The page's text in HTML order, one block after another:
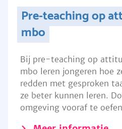
Pre-teaching op
mbo
Bij pre-teaching op
mbo leren jongeren hoe
redden met gesproken
ze beter kunnen leren.
omgeving vooraf te